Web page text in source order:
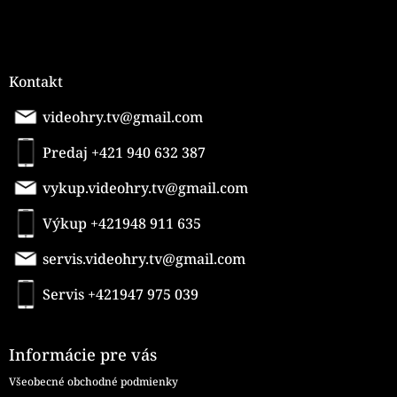
Kontakt
videohry.tv@gmail.com
Predaj +421 940 632 387
vykup.videohry.tv@gmail.com
Výkup +421948 911 635
servis.videohry.tv@gmail.com
Servis +421947 975 039
Informácie pre vás
Všeobecné obchodné podmienky